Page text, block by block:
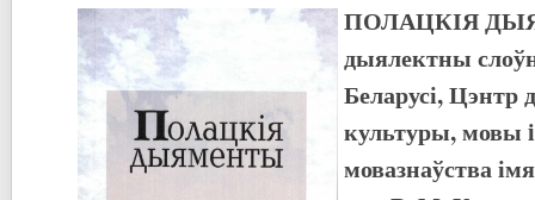
ПОЛАЦКІЯ
дыялектны
Беларусі, Цэнтр
культуры, мовы i
мовазнаўства